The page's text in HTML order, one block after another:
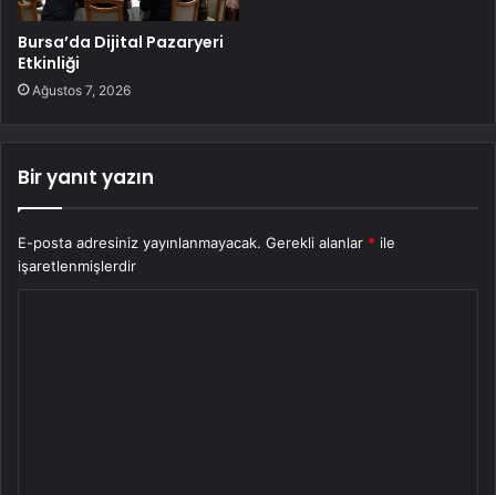
Bursa’da Dijital Pazaryeri
Etkinliği
Ağustos 7, 2026
Bir yanıt yazın
E-posta adresiniz yayınlanmayacak. Gerekli alanlar * ile
işaretlenmişlerdir